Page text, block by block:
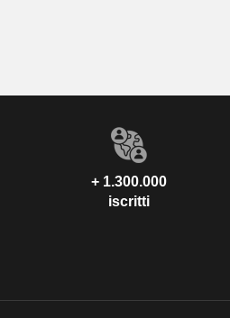
+ 1.300.000
iscritti